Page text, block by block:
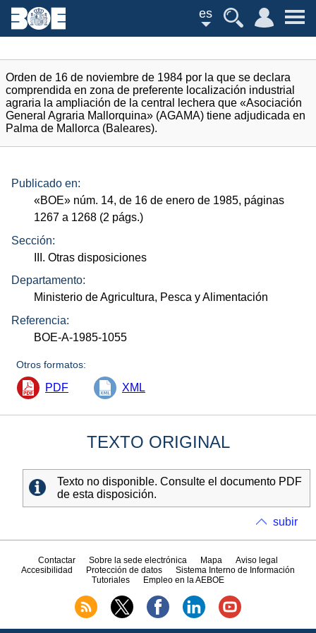
es
Orden de 16 de noviembre de 1984 por la que se declara
comprendida en zona de preferente localización industrial
agraria la ampliación de la central lechera que «Asociación
General Agraria Mallorquina» (AGAMA) tiene adjudicada en
Palma de Mallorca (Baleares).
Publicado en:
«BOE» núm. 14, de 16 de enero de 1985, páginas
1267 a 1268 (2 págs.)
Sección:
III. Otras disposiciones
Departamento:
Ministerio de Agricultura, Pesca y Alimentación
Referencia:
BOE-A-1985-1055
Otros formatos:
PDF XML
TEXTO ORIGINAL
Texto no disponible. Consulte el documento PDF
de esta disposición.
subir
Contactar Sobre la sede electrónica Mapa
Aviso legal
Accesibilidad
Protección de datos
Sistema Interno de Información
Tutoriales
Empleo en la AEBOE